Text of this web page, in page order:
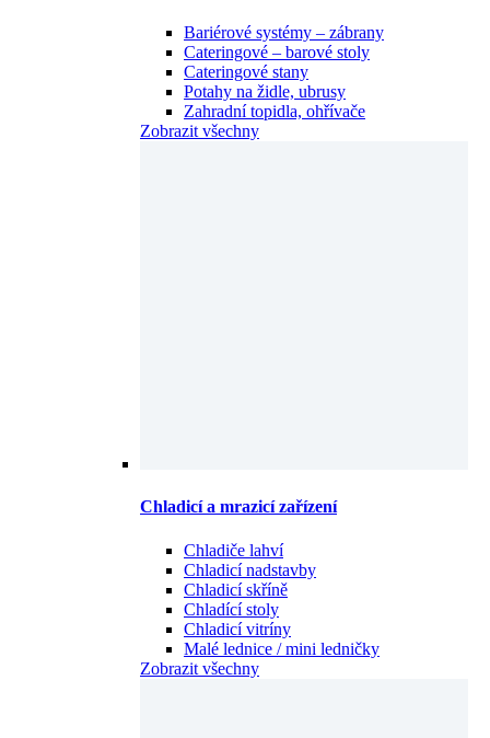
Bariérové systémy – zábrany
Cateringové – barové stoly
Cateringové stany
Potahy na židle, ubrusy
Zahradní topidla, ohřívače
Zobrazit všechny
Chladicí a mrazicí zařízení
Chladiče lahví
Chladicí nadstavby
Chladicí skříně
Chladící stoly
Chladicí vitríny
Malé lednice / mini ledničky
Zobrazit všechny